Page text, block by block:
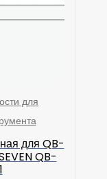
для
для QB-
QB-